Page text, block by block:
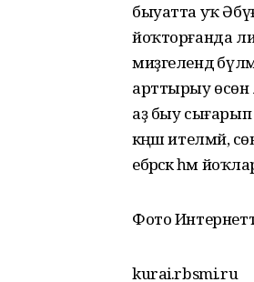
быуатта уҡ
йоҡторғанда
миҙгелендә
арттырыу өсөн
аҙ быу
кәңәш
ебәрәсәк һәм
Фото
kurai.rbsmi.ru